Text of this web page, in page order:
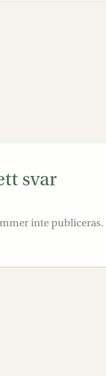
svar
inte publiceras.